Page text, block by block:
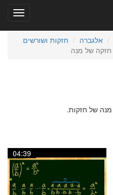
אלגברה
חזקות ושורשים
חזקה של מנה
של חזקות.
04:39